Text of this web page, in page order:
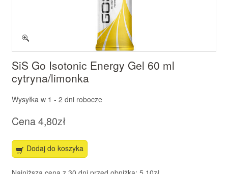
SiS Go Isotonic Energy Gel 60 ml
cytryna/limonka
Wysyłka w 1 - 2 dni robocze
Cena4,80zł
Dodaj do koszyka